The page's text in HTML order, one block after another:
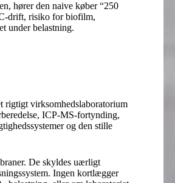
hører den naive køber “250
drift, risiko for biofilm,
under belastning.
rigtigt virksomhedslaboratorium
ICP-MS-fortynding,
og den stille
De skyldes uærligt
Ingen kortlægger